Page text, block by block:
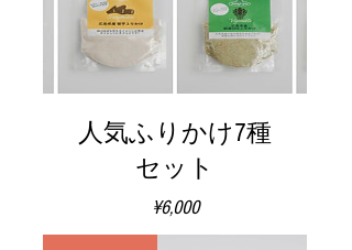
人気ふりかけ7種
セット
¥6,000価
格